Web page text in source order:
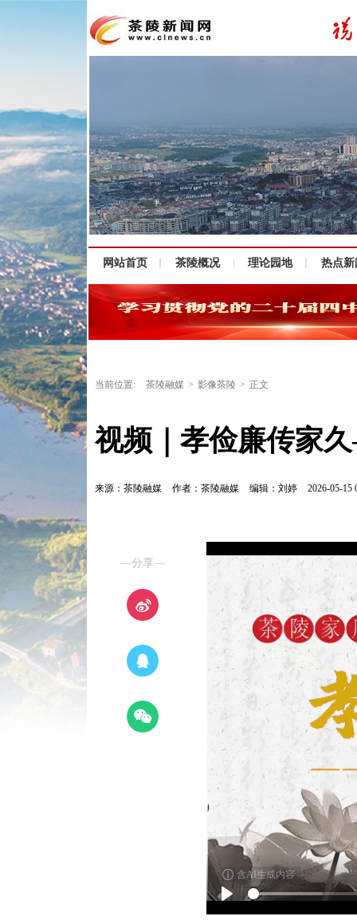
网站首页 茶陵概况 理论园地 热点新
当前位置: 茶陵融媒 > 影像茶陵 > 正文
视频｜孝俭廉传家
来源：茶陵融媒 作者：茶陵融媒 编辑：刘婷 2026-05-15
—分享—
Play
含AI生成内容